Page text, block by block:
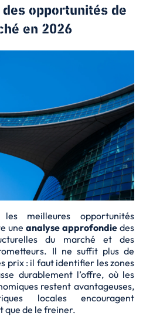
opportunités de
en 2026
meilleures opportunités
une analyse approfondie des
du marché et des
Il ne suffit plus de
prix : il faut identifier les zones
durablement l’offre, où les
restent avantageuses,
locales encouragent
que de le freiner.